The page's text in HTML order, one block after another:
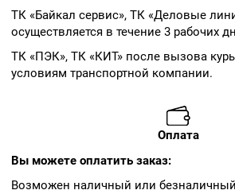
ТК «Байкал сервис», ТК «Деловые
осуществляется в течение 3 рабочих
ТК «ПЭК», ТК «КИТ» после вызова
условиям транспортной компании.
Оплата
Вы можете оплатить заказ:
Возможен наличный или